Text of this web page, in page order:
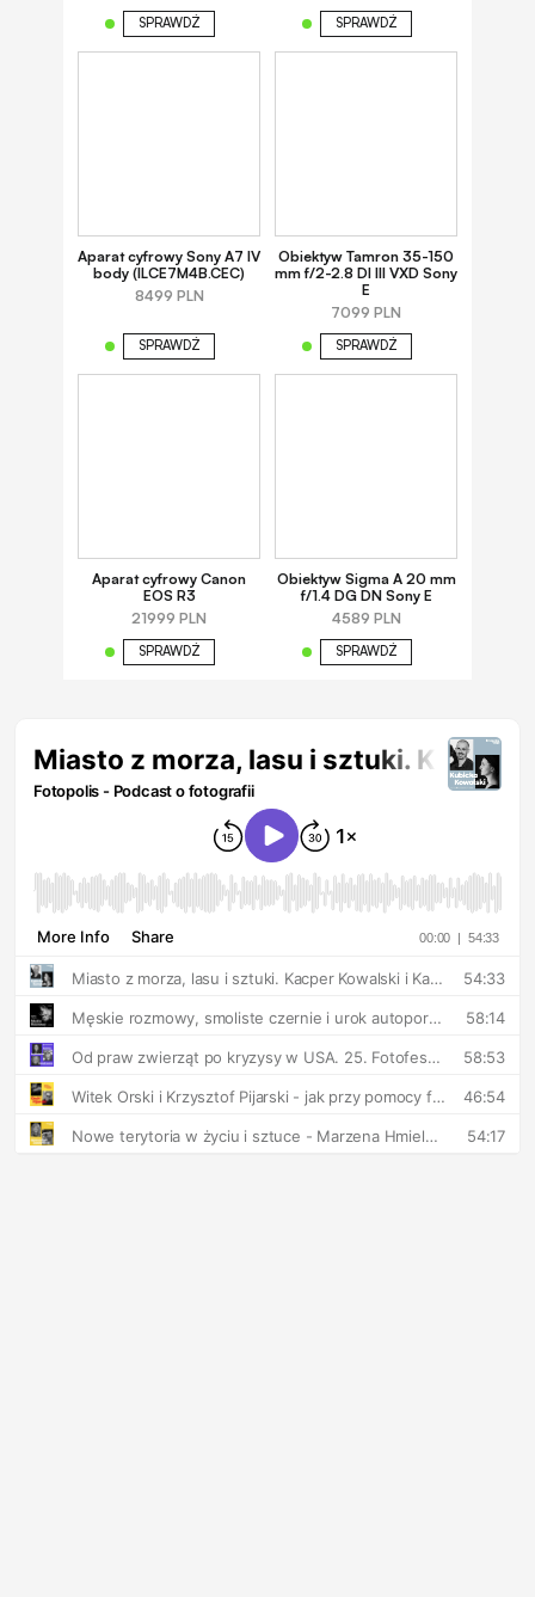
SPRAWDŹ
SPRAWDŹ
Aparat cyfrowy Sony A7 IV
body (ILCE7M4B.CEC)
8499 PLN
SPRAWDŹ
Obiektyw Tamron 35-150
mm f/2-2.8 DI III VXD Sony
E
7099 PLN
SPRAWDŹ
Aparat cyfrowy Canon
EOS R3
21999 PLN
SPRAWDŹ
Obiektyw Sigma A 20 mm
f/1.4 DG DN Sony E
4589 PLN
SPRAWDŹ